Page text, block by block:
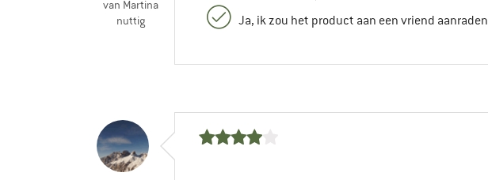
van Martina
nuttig
Ja, ik zou het product aan een vriend aanraden